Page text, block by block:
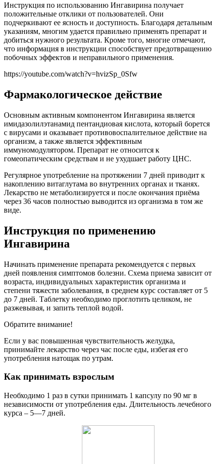
Инструкция по использованию Ингавирина получает
положительные отклики от пользователей. Они
подчеркивают ее ясность и доступность. Благодаря детальным
указаниям, многим удается правильно применять препарат и
добиться нужного результата. Кроме того, многие отмечают,
что информация в инструкции способствует предотвращению
побочных эффектов и неправильного применения.
https://youtube.com/watch?v=hvizSp_0Sfw
Фармакологическое действие
Основным активным компонентом Ингавирина является
имидазолилэтанамид пентандиовая кислота, который борется
с вирусами и оказывает противовоспалительное действие на
организм, а также является эффективным
иммуномодулятором. Препарат не относится к
гомеопатическим средствам и не ухудшает работу ЦНС.
Регулярное употребление на протяжении 7 дней приводит к
накоплению витаглутама во внутренних органах и тканях.
Лекарство не метаболизируется и после окончания приёма
через 36 часов полностью выводится из организма в том же
виде.
Инструкция по применению
Ингавирина
Начинать применение препарата рекомендуется с первых
дней появления симптомов болезни. Схема приема зависит от
возраста, индивидуальных характеристик организма и
степени тяжести заболевания, в среднем курс составляет от 5
до 7 дней. Таблетку необходимо проглотить целиком, не
разжевывая, и запить теплой водой.
Обратите внимание!
Если у вас повышенная чувствительность желудка,
принимайте лекарство через час после еды, избегая его
употребления натощак по утрам.
Как принимать взрослым
Необходимо 1 раз в сутки принимать 1 капсулу по 90 мг в
независимости от употребления еды. Длительность лечебного
курса – 5—7 дней.